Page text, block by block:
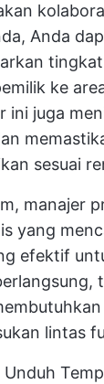
Anda
ke
ini juga
sesuai
manajer
yang
efektif
lintas
Unduh